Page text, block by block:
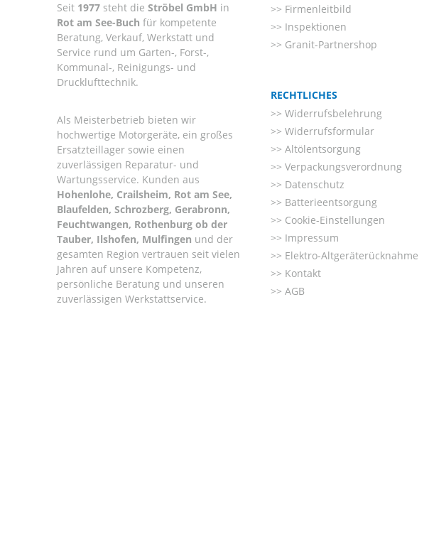
Seit 1977 steht die Ströbel GmbH in
Rot am See-Buch für kompetente
Beratung, Verkauf, Werkstatt und
Service rund um Garten-, Forst-,
Kommunal-, Reinigungs- und
Drucklufttechnik.
Als Meisterbetrieb bieten wir
hochwertige Motorgeräte, ein großes
Ersatzteillager sowie einen
zuverlässigen Reparatur- und
Wartungsservice. Kunden aus
Hohenlohe, Crailsheim, Rot am See,
Blaufelden, Schrozberg, Gerabronn,
Feuchtwangen, Rothenburg ob der
Tauber, Ilshofen, Mulfingen und der
gesamten Region vertrauen seit vielen
Jahren auf unsere Kompetenz,
persönliche Beratung und unseren
zuverlässigen Werkstattservice.
Firmenleitbild
Inspektionen
Granit-Partnershop
RECHTLICHES
Widerrufsbelehrung
Widerrufsformular
Altölentsorgung
Verpackungsverordnung
Datenschutz
Batterieentsorgung
Cookie-Einstellungen
Impressum
Elektro-Altgeräterücknahme
Kontakt
AGB